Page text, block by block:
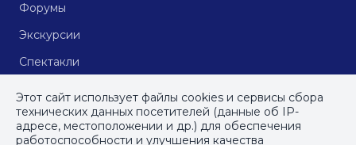
Форумы
Экскурсии
Спектакли
Этот сайт использует файлы cookies и сервисы сбора
технических данных посетителей (данные об IP-
адресе, местоположении и др.) для обеспечения
работоспособности и улучшения качества